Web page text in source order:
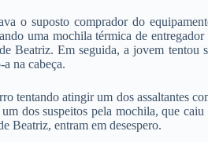
o suposto comprador do
uma mochila térmica de entregador
Beatriz. Em seguida, a jovem tentou
na cabeça.
tentando atingir um dos assaltantes
dos suspeitos pela mochila, que caiu
Beatriz, entram em desespero.